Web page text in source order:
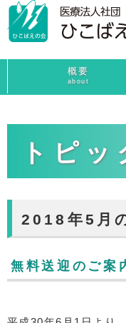
概要
about
トピッ
2018年5月
無料送迎のご案